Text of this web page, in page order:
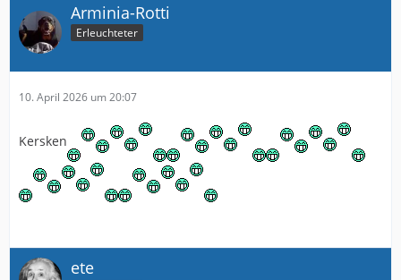
Arminia-Rotti
Erleuchteter
10. April 2026 um 20:07
Kersken
ete